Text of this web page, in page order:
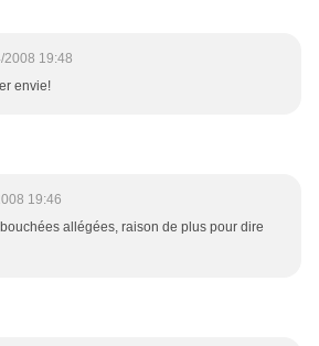
2008 19:48
envie!
19:46
allégées, raison de plus pour dire